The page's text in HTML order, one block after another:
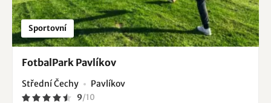
Sportovní
FotbalPark Pavlíkov
Střední Čechy Pavlíkov
9/10